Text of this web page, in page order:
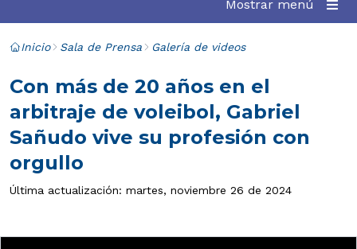
Mostrar menú
Inicio Sala de Prensa Galería de videos
Con más de 20 años en el
arbitraje de voleibol, Gabriel
Sañudo vive su profesión con
orgullo
Última actualización: martes, noviembre 26 de 2024